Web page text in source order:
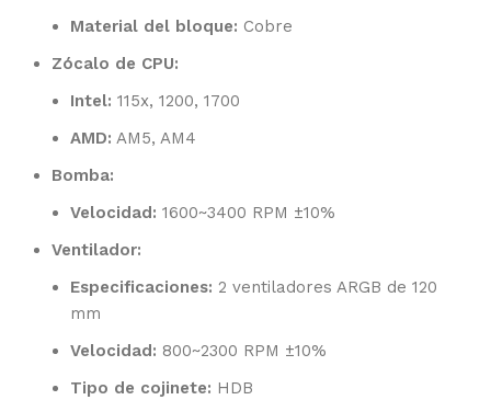
Material del bloque: Cobre
Zócalo de CPU:
Intel: 115x, 1200, 1700
AMD: AM5, AM4
Bomba:
Velocidad: 1600~3400 RPM ±10%
Ventilador:
Especificaciones: 2 ventiladores ARGB de 120
mm
Velocidad: 800~2300 RPM ±10%
Tipo de cojinete: HDB